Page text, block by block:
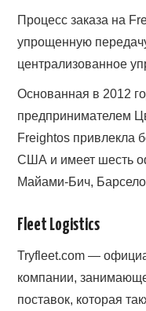
Процесс заказа на
упрощенную
централизованное
Основанная в 2012
предпринимателем
Freightos привлекла
США и имеет шесть
Майами-Бич,
Fleet Logistics
Tryfleet.com —
компании,
поставок, которая